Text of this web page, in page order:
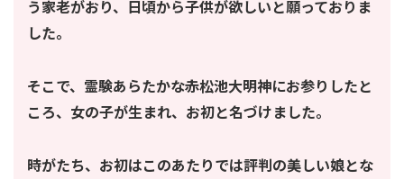
う家老がおり、日頃から子供が欲しいと願っておりま
した。
そこで、霊験あらたかな赤松池大明神にお参りしたと
ころ、女の子が生まれ、お初と名づけました。
時がたち、お初はこのあたりでは評判の美しい娘とな